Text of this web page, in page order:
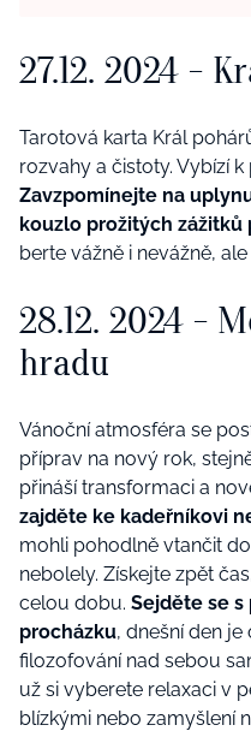
27.12. 2024 -
Tarotová karta Král poh
rozvahy a čistoty. Vybízí
Zavzpomínejte na
kouzlo prožitých zážitků
berte vážně i nevážně,
28.12. 2024 -
hradu
Vánoční atmosféra se
příprav na nový rok,
přináší transformaci a nov
zajděte ke kadeřníkovi
mohli pohodlně vtančit
nebolely. Získejte zpět
celou dobu. Sejděte se
procházku, dnešní den
filozofování nad sebou
už si vyberete relaxaci v
blízkými nebo zamyšlení